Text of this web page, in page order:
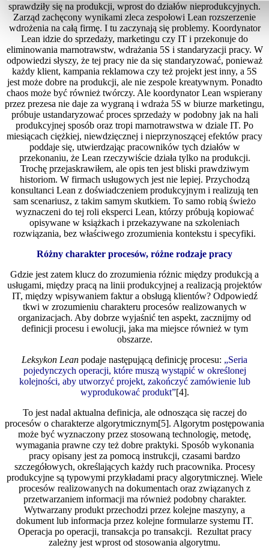
sprawdziły się na produkcji, wprost do działów nieprodukcyjnych.
Zarząd zachęcony wynikami zleca zespołowi Lean rozszerzenie
wdrożenia na całą firmę. I tu zaczynają się problemy. Koordynator
Lean idzie do sprzedaży, marketingu czy IT i przekonuje do
eliminowania marnotrawstw, wdrażania 5S i standaryzacji pracy. W
odpowiedzi słyszy, że tej pracy nie da się standaryzować, ponieważ
każdy klient, kampania reklamowa czy też projekt jest inny, a 5S
jest może dobre na produkcji, ale nie zespole kreatywnym. Ponadto
chaos może być również twórczy. Ale koordynator Lean wspierany
przez prezesa nie daje za wygraną i wdraża 5S w biurze marketingu,
próbuje ustandaryzować proces sprzedaży w podobny jak na hali
produkcyjnej sposób oraz tropi marnotrawstwa w dziale IT. Po
miesiącach ciężkiej, niewdzięcznej i nieprzynoszącej efektów pracy
poddaje się, utwierdzając pracowników tych działów w
przekonaniu, że Lean rzeczywiście działa tylko na produkcji.
Trochę przejaskrawiłem, ale opis ten jest bliski prawdziwym
historiom. W firmach usługowych jest nie lepiej. Przychodzą
konsultanci Lean z doświadczeniem produkcyjnym i realizują ten
sam scenariusz, z takim samym skutkiem. To samo robią świeżo
wyznaczeni do tej roli eksperci Lean, którzy próbują kopiować
opisywane w książkach i przekazywane na szkoleniach
rozwiązania, bez właściwego zrozumienia kontekstu i specyfiki.
Różny charakter procesów, różne rodzaje pracy
Gdzie jest zatem klucz do zrozumienia różnic między produkcją a
usługami, między pracą na linii produkcyjnej a realizacją projektów
IT, między wpisywaniem faktur a obsługą klientów? Odpowiedź
tkwi w zrozumieniu charakteru procesów realizowanych w
organizacjach. Aby dobrze wyjaśnić ten aspekt, zacznijmy od
definicji procesu i ewolucji, jaka ma miejsce również w tym
obszarze.
Leksykon Lean podaje następującą definicję procesu: „Seria
pojedynczych operacji, które muszą wystąpić w określonej
kolejności, aby utworzyć projekt, zakończyć zamówienie lub
wyprodukować produkt”[4].
To jest nadal aktualna definicja, ale odnosząca się raczej do
procesów o charakterze algorytmicznym[5]. Algorytm postępowania
może być wyznaczony przez stosowaną technologię, metodę,
wymagania prawne czy też dobre praktyki. Sposób wykonania
pracy opisany jest za pomocą instrukcji, czasami bardzo
szczegółowych, określających każdy ruch pracownika. Procesy
produkcyjne są typowymi przykładami pracy algorytmicznej. Wiele
procesów realizowanych na dokumentach oraz związanych z
przetwarzaniem informacji ma również podobny charakter.
Wytwarzany produkt przechodzi przez kolejne maszyny, a
dokument lub informacja przez kolejne formularze systemu IT.
Operacja po operacji, transakcja po transakcji. Rezultat pracy
zależny jest wprost od stosowania algorytmu.